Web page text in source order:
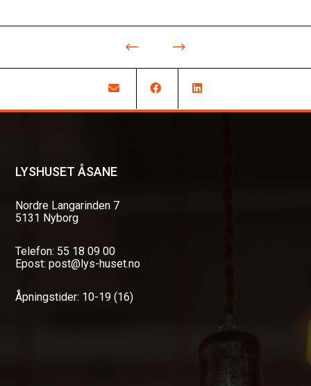
LYSHUSET ÅSANE
Nordre Langarinden 7
5131 Nyborg
Telefon: 55 18 09 00
Epost: post@lys-huset.no
Åpningstider: 10-19 (16)